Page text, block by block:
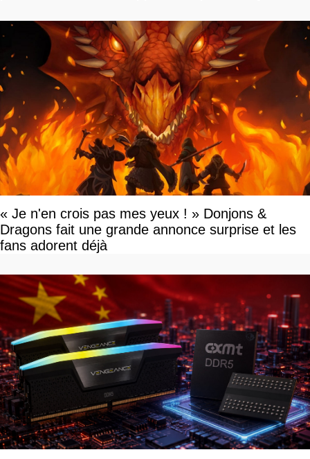
« Je n'en crois pas mes yeux ! » Donjons &
Dragons fait une grande annonce surprise et les
fans adorent déjà